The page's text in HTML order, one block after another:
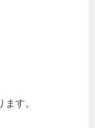
す。